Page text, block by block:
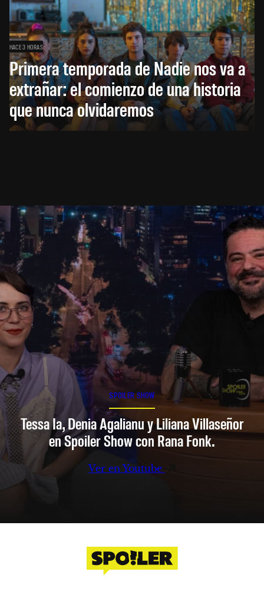
HACE 3 HORAS
Primera temporada de Nadie nos va a
extrañar: el comienzo de una historia
que nunca olvidaremos
SPOILER SHOW
Tessa Ia, Denia Agalianu y Liliana Villaseñor
en Spoiler Show con Rana Fonk.
Ver en Youtube